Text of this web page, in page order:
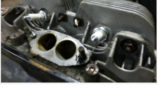
ン
ツ
へ
移
ツ
へ
移
動